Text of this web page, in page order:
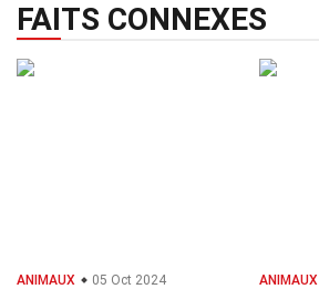
FAITS CONNEXES
ANIMAUX 05 Oct 2024 ANIMAUX